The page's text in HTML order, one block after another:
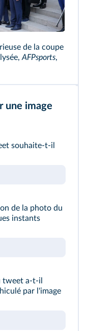
de la coupe
AFPsports,
une image
souhaite-t-il
de la photo du
instants
tweet a-t-il
par l'image